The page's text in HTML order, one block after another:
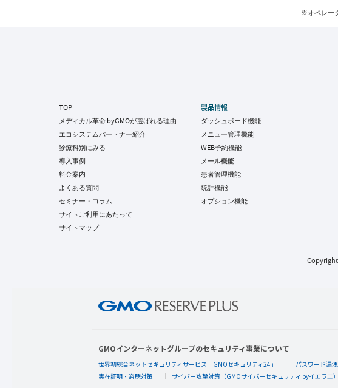
※オペレー
TOP
メディカル革命 byGMOが選ばれる理由
エコシステムパートナー紹介
診療科別にみる
導入事例
料金案内
よくある質問
セミナー・コラム
サイトご利用にあたって
サイトマップ
製品情報
ダッシュボード機能
メニュー管理機能
WEB予約機能
メール機能
患者管理機能
統計機能
オプション機能
Copyright
GMOインターネットグループのセキュリティ事業について
世界初総合ネットセキュリティサービス「GMOセキュリティ24」 パスワード漏
実在証明・盗聴対策
サイバー攻撃対策（GMOサイバーセキュリティ byイエラエ）